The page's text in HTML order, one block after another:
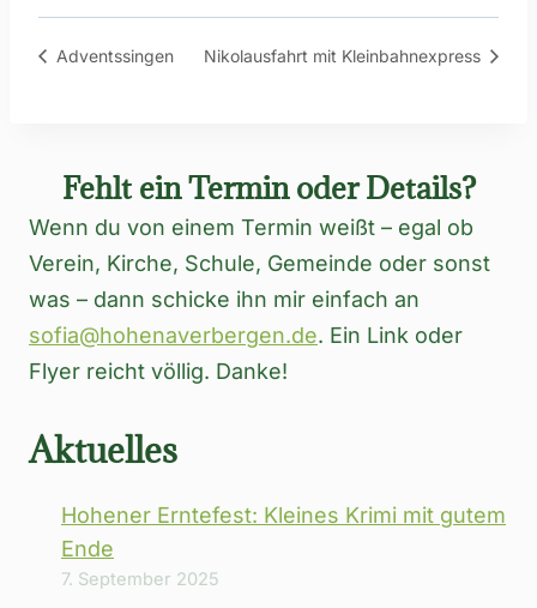
Adventssingen Nikolausfahrt mit Kleinbahnexpress
Fehlt ein Termin oder Details?
Wenn du von einem Termin weißt – egal ob
Verein, Kirche, Schule, Gemeinde oder sonst
was – dann schicke ihn mir einfach an
sofia@hohenaverbergen.de. Ein Link oder
Flyer reicht völlig. Danke!
Aktuelles
Hohener Erntefest: Kleines Krimi mit gutem
Ende
7. September 2025